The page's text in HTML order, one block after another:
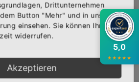
DIE WUNSCHLISTE
News über neue
einen 10% Gutschein für
5,0
★★★★★
Drittunternehmen
Button "Mehr" und in unserer
einsehen. Sie können Ihre
widerrufen.
Akzeptieren